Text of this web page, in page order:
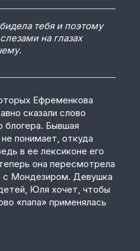
тебя и поэтому
на глазах
Ефременкова
сказали слово
блогера. Бывшая
понимает, откуда
в ее лексиконе его
она пересмотрела
Мондезиром. Девушка
Юля хочет, чтобы
«папа» применялась